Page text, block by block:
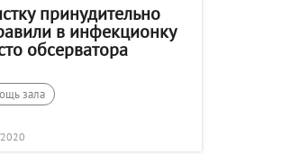
принудительно
в инфекционку
обсерватора
зала